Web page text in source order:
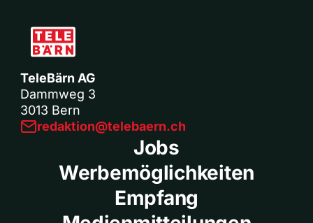
TeleBärn AG
Dammweg 3
3013 Bern
redaktion@telebaern.ch
Jobs
Werbemöglichkeiten
Empfang